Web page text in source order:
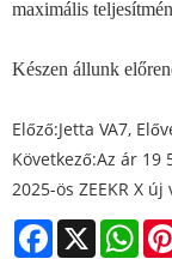
maximális
Készen állunk
Előző:Jetta VA7,
Következő:Az ár 19
2025-ös ZEEKR X
Facebook
X